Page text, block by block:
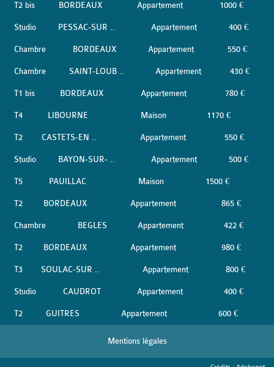
T2 bis BORDEAUX Appartement 1000 €
Studio PESSAC-SUR .. Appartement 400 €
Chambre BORDEAUX Appartement 550 €
Chambre SAINT-LOUB .. Appartement 430 €
T1 bis BORDEAUX Appartement 780 €
T4 LIBOURNE Maison 1170 €
T2 CASTETS-EN .. Appartement 550 €
Studio BAYON-SUR- .. Appartement 500 €
T5 PAUILLAC Maison 1500 €
T2 BORDEAUX Appartement 865 €
Chambre BEGLES Appartement 422 €
T2 BORDEAUX Appartement 980 €
T3 SOULAC-SUR .. Appartement 800 €
Studio CAUDROT Appartement 400 €
T2 GUITRES Appartement 600 €
Mentions légales